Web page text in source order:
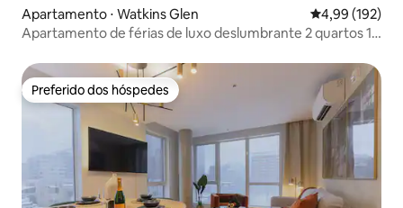
Apartamento ⋅ Watkins Glen 4,99 de uma
4,99 (192)
Apartamento de férias de luxo deslumbrante 2 quartos 1
Preferido dos hóspedes
Preferido dos hóspedes